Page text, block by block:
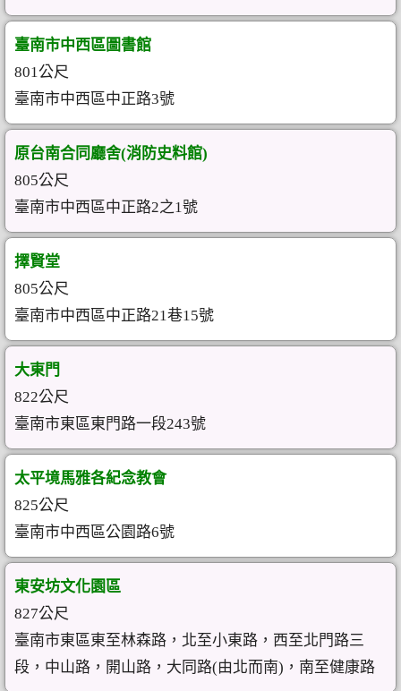
臺南市中西區圖書館
801公尺
臺南市中西區中正路3號
原台南合同廳舍(消防史料館)
805公尺
臺南市中西區中正路2之1號
擇賢堂
805公尺
臺南市中西區中正路21巷15號
大東門
822公尺
臺南市東區東門路一段243號
太平境馬雅各紀念教會
825公尺
臺南市中西區公園路6號
東安坊文化園區
827公尺
臺南市東區東至林森路，北至小東路，西至北門路三
段，中山路，開山路，大同路(由北而南)，南至健康路